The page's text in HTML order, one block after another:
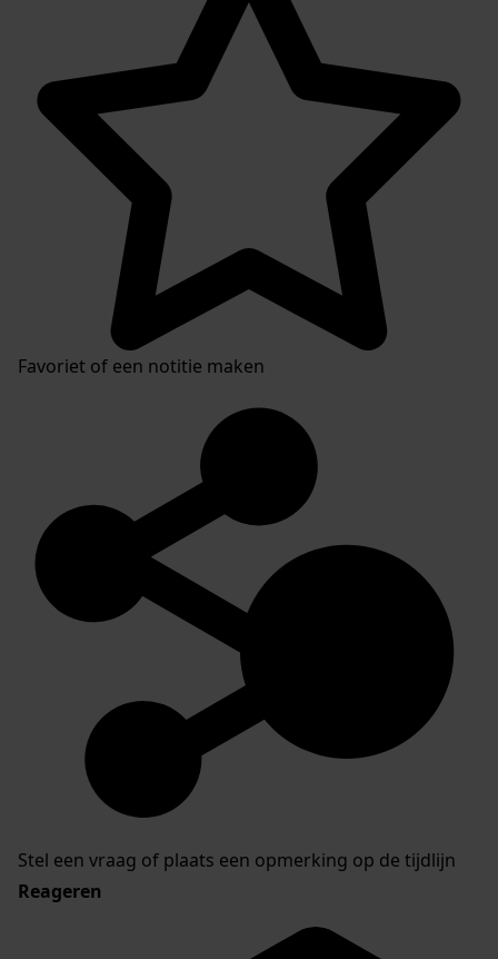
Favoriet of een notitie maken
Stel een vraag of plaats een opmerking op de tijdlijn
Reageren